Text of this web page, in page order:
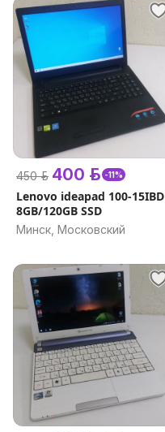
450 р. 400 р. -11%
Lenovo ideapad 100-15IBD
8GB/120GB SSD
Минск, Московский